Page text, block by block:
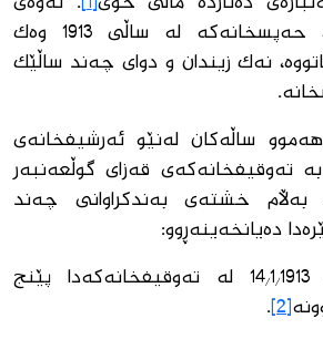
جێی سەرنج بووە، حەپسخانەكە لە ساڵی 1913 وەك
نەك زیندان و دوای چەند ساڵێك
ساڵەكان لەنێو ئەرشیفخانەی
تەوقیفخانەكەی قەزای گوڵعەنبەر
خشتەی بەندكراوانی چەند
دەیانخەینەڕوو:
بەپێی ئامارێك لە 14/1/1913 لە تەوقیفخانەكەدا پێنج
[2]
.